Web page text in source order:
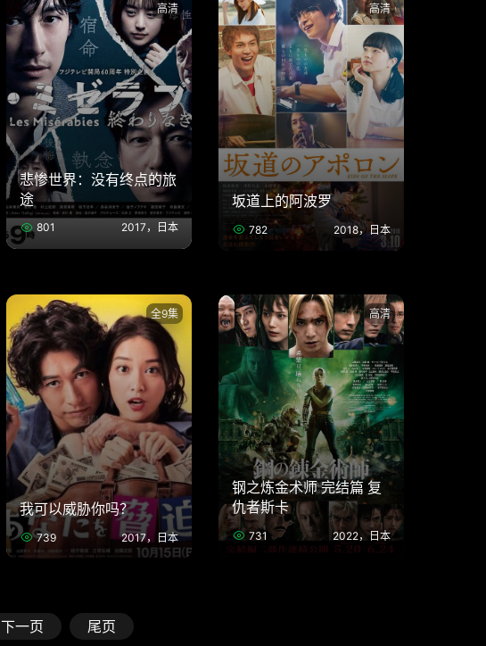
高清
悲惨世界：没有终点的旅
途
801 2017，日本
高清
坂道上的阿波罗
782 2018，日本
全9集
我可以威胁你吗？
739 2017，日本
高清
钢之炼金术师 完结篇 复
仇者斯卡
731 2022，日本
下一页 尾页